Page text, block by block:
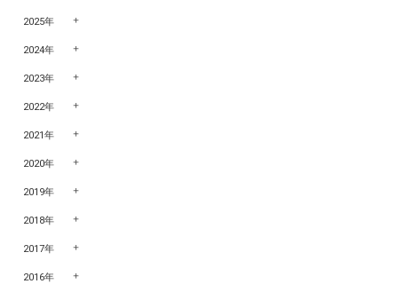
2025年
2024年
2023年
2022年
2021年
2020年
2019年
2018年
2017年
2016年